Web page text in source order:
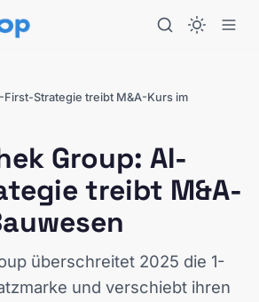
Strategie treibt M&A-Kurs im
Group: AI-
treibt M&A-
überschreitet 2025 die 1-
und verschiebt ihren